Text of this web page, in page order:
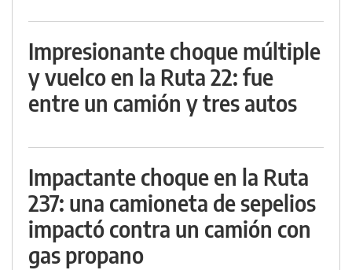
Impresionante choque múltiple
y vuelco en la Ruta 22: fue
entre un camión y tres autos
Impactante choque en la Ruta
237: una camioneta de sepelios
impactó contra un camión con
gas propano